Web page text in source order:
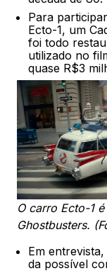
Para
Ecto-1, um
foi todo
utilizado no
quase R$3
O carro Ecto-1
Ghostbusters.
Em
da possível